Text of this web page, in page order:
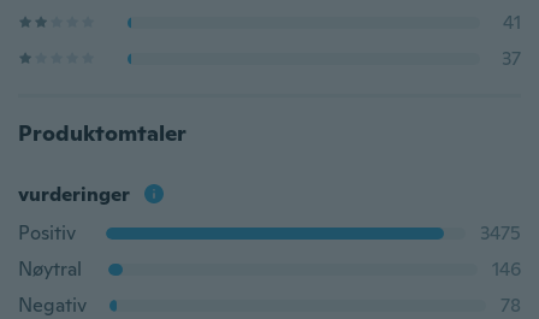
41
37
Produktomtaler
vurderinger
Positiv
3475
Nøytral
146
Negativ
78